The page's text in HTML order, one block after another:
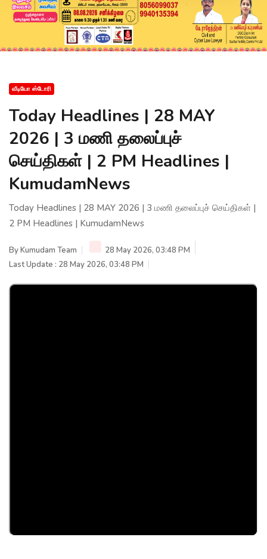
வீடியோ ஸ்டோரி
Today Headlines | 28 MAY
2026 | 3 மணி தலைப்புச்
செய்திகள் | 2 PM Headlines |
KumudamNews
Today Headlines | 28 MAY 2026 | 3 மணி தலைப்புச் செய்திகள் |
2 PM Headlines | KumudamNews
ByKumudam Team
28 May 2026, 03:48 PM
Last Update : 28 May 2026, 03:48 PM